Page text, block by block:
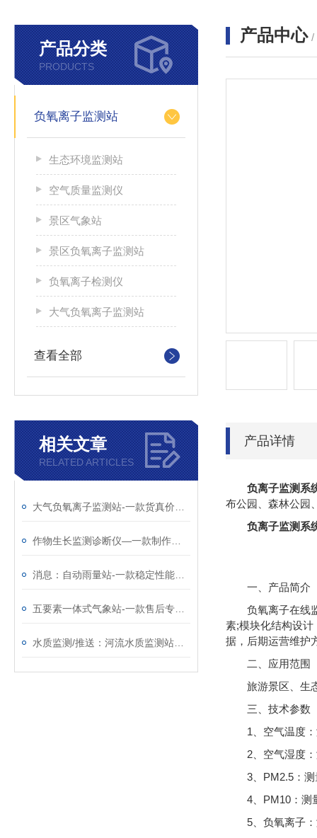
产品分类
PRODUCTS
负氧离子监测站
生态环境监测站
空气质量监测仪
景区气象站
景区负氧离子监测站
负氧离子检测仪
大气负氧离子监测站
查看全部
相关文章
RELATED ARTICLES
产品中心 /
产品详情
负离子监测系
布公园、森林公园
负离子监测系
一、产品简介
负氧离子在线
素;模块化结构设
据，后期运营维护
二、应用范围
旅游景区、生
三、技术参数
1、空气温度
2、空气湿度
3、PM2.5：
4、PM10：测
5、负氧离子